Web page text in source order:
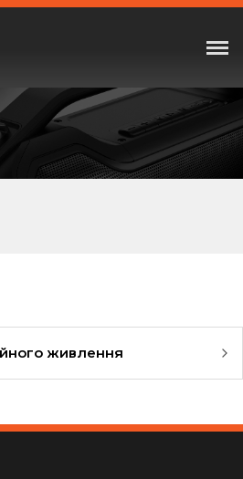
живлення